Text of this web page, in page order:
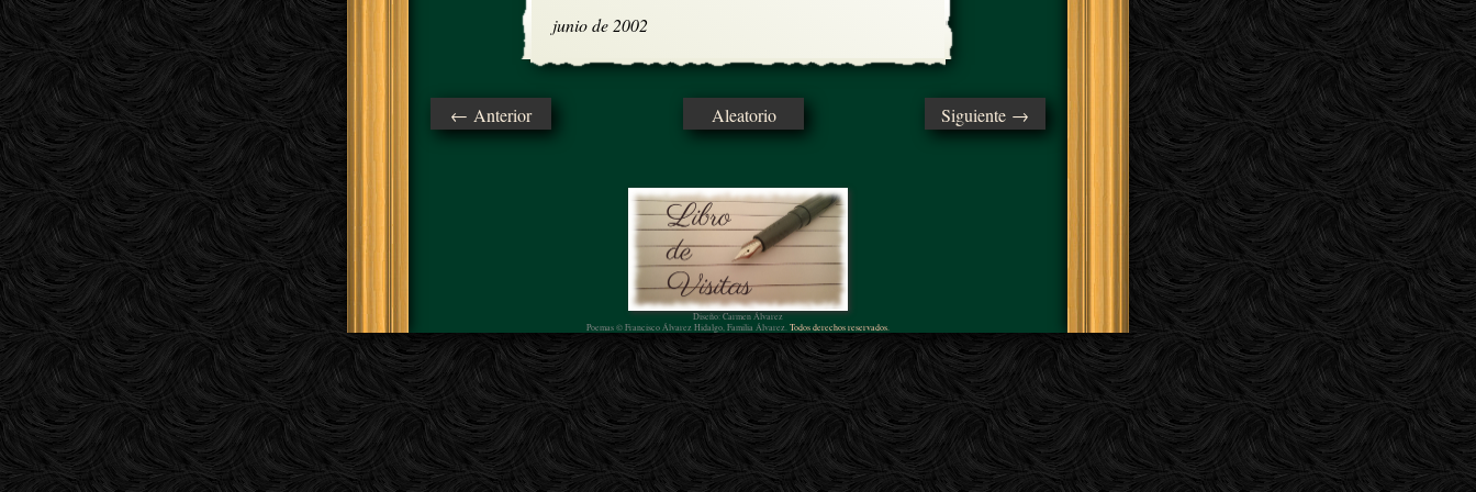
junio de 2002
← Anterior Aleatorio Siguiente →
Diseño: Carmen Álvarez
Poemas © Francisco Álvarez Hidalgo, Familia Álvarez. Todos derechos reservados.